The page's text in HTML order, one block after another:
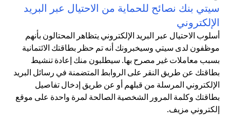
سيتي بنك نصائح للحماية من الاحتيال عبر البريد
الإلكتروني
أسلوب الاحتيال عبر البريد الإلكتروني يتظاهر المحتالون بأنهم
موظفون لدى سيتي وسيخبرونك أنه تم حظر بطاقتك الائتمانية
بسبب معاملات غير مصرح بها. سيطلبون منك إعادة تنشيط
بطاقتك عن طريق النقر على الروابط المتضمنة في رسائل البريد
الإلكتروني المرسلة من قبلهم أو عن طريق إدخال تفاصيل
بطاقتك وكلمة المرور الشخصية الصالحة لمرة واحدة على موقع
إلكتروني مزيف.